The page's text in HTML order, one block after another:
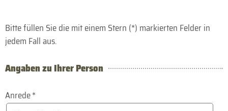
Bitte füllen Sie die mit einem Stern (*) markierten Felder in
jedem Fall aus.
Angaben zu Ihrer Person
Anrede*